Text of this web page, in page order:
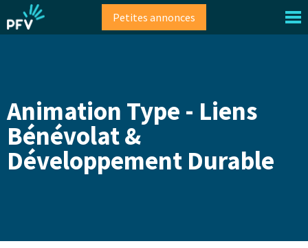
au
contenu
Petites annonces
Animation Type - Liens
Bénévolat &
Développement Durable